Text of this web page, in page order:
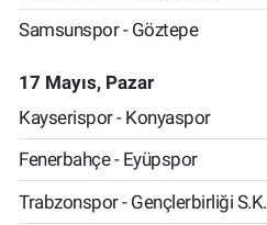
Samsunspor - Göztepe
17 Mayıs, Pazar
Kayserispor - Konyaspor
Fenerbahçe - Eyüpspor
Trabzonspor - Gençlerbirliği S.K.